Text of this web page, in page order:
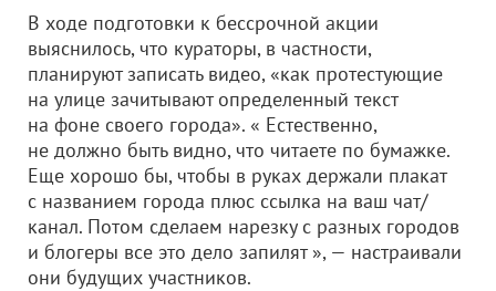
В ходе подготовки к бессрочной акции
выяснилось, что кураторы, в частности,
планируют записать видео, «как протестующие
на улице зачитывают определенный текст
на фоне своего города». « Естественно,
не должно быть видно, что читаете по бумажке.
Еще хорошо бы, чтобы в руках держали плакат
с названием города плюс ссылка на ваш чат/
канал. Потом сделаем нарезку с разных городов
и блогеры все это дело запилят », — настраивали
они будущих участников.